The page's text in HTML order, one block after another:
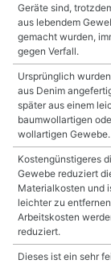
Geräte sind,
aus lebendem
gemacht wurden,
gegen Verfall.
Ursprünglich
aus Denim
später aus einem
baumwollartigen
wollartigen Gewebe.
Kostengünstigeres
Gewebe reduziert
Materialkosten und
leichter zu
Arbeitskosten
reduziert.
Dieses ist ein sehr